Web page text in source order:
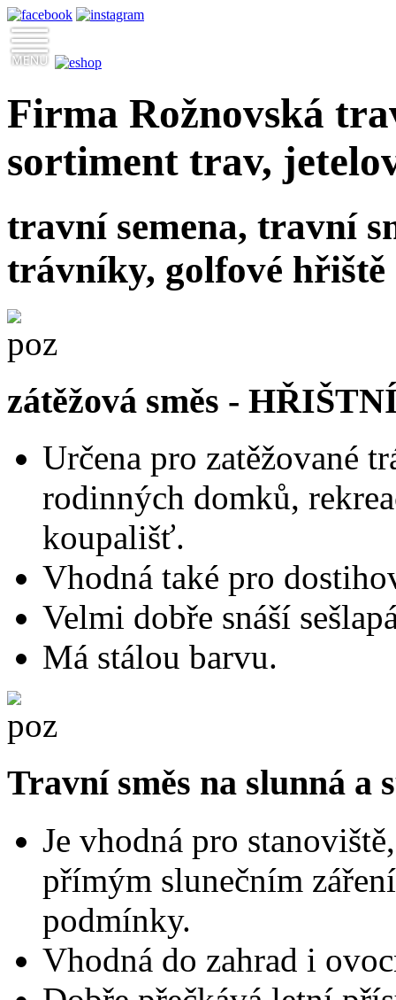
Firma Rožnovská
sortiment trav,
travní semena, travní
trávníky, golfové hřiště
zátěžová směs -
Určena pro zatěžované
rodinných domků,
koupališť.
Vhodná také pro
Velmi dobře snáší
Má stálou barvu.
Travní směs na slunná a
Je vhodná pro
přímým slunečním
podmínky.
Vhodná do zahrad i